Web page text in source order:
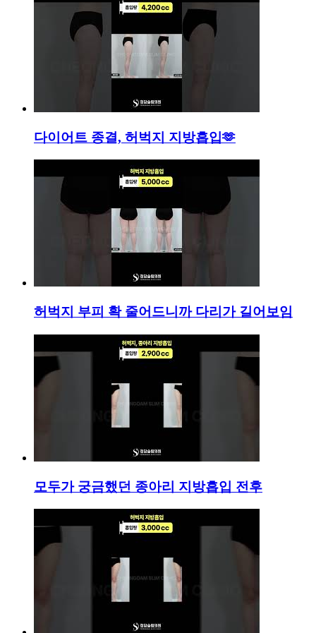
다이어트 종결, 허벅지 지방흡입🫶
허벅지 부피 확 줄어드니까 다리가 길어보임
모두가 궁금했던 종아리 지방흡입 전후